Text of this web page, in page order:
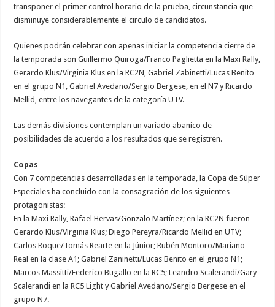
transponer el primer control horario de la prueba, circunstancia que
disminuye considerablemente el circulo de candidatos.
Quienes podrán celebrar con apenas iniciar la competencia cierre de
la temporada son Guillermo Quiroga/Franco Paglietta en la Maxi Rally,
Gerardo Klus/Virginia Klus en la RC2N, Gabriel Zabinetti/Lucas Benito
en el grupo N1, Gabriel Avedano/Sergio Bergese, en el N7 y Ricardo
Mellid, entre los navegantes de la categoría UTV.
Las demás divisiones contemplan un variado abanico de
posibilidades de acuerdo a los resultados que se registren.
Copas
Con 7 competencias desarrolladas en la temporada, la Copa de Súper
Especiales ha concluido con la consagración de los siguientes
protagonistas:
En la Maxi Rally, Rafael Hervas/Gonzalo Martínez; en la RC2N fueron
Gerardo Klus/Virginia Klus; Diego Pereyra/Ricardo Mellid en UTV;
Carlos Roque/Tomás Rearte en la Júnior; Rubén Montoro/Mariano
Real en la clase A1; Gabriel Zaninetti/Lucas Benito en el grupo N1;
Marcos Massitti/Federico Bugallo en la RC5; Leandro Scalerandi/Gary
Scalerandi en la RC5 Light y Gabriel Avedano/Sergio Bergese en el
grupo N7.